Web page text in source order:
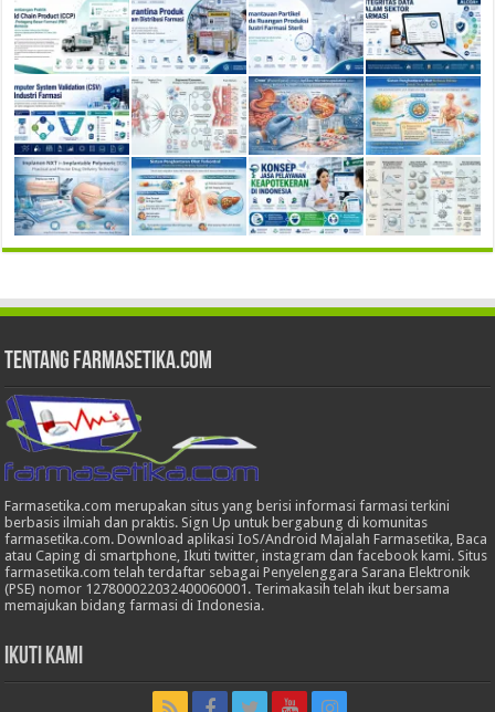
Tentang Farmasetika.com
Farmasetika.com merupakan situs yang berisi informasi farmasi terkini
berbasis ilmiah dan praktis. Sign Up untuk bergabung di komunitas
farmasetika.com. Download aplikasi IoS/Android Majalah Farmasetika, Baca
atau Caping di smartphone, Ikuti twitter, instagram dan facebook kami. Situs
farmasetika.com telah terdaftar sebagai Penyelenggara Sarana Elektronik
(PSE) nomor 127800022032400060001. Terimakasih telah ikut bersama
memajukan bidang farmasi di Indonesia.
Ikuti Kami